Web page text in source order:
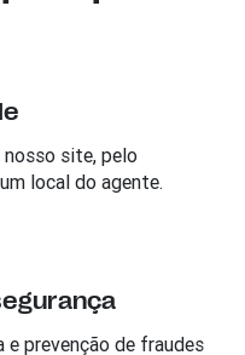
nosso site, pelo
local do agente.
prevenção de fraudes